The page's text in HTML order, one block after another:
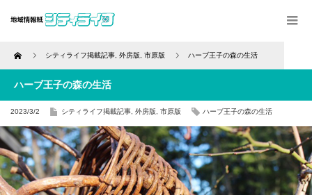
Home シティライフ掲載記事 外房版 市原版 ハーブ王子の森の生活
ハーブ王子の森の生活
2023/3/2 シティライフ掲載記事 外房版 市原版 ハーブ王子の森の生活